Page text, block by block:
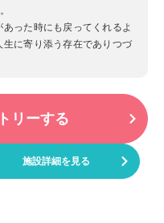
った時にも戻ってくれるよ
に寄り添う存在でありつづ
リーする
施設詳細を見る